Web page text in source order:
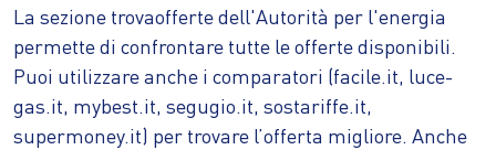
La sezione trovaofferte dell'Autorità per l'energia
permette di confrontare tutte le offerte disponibili.
Puoi utilizzare anche i comparatori (facile.it, luce-
gas.it, mybest.it, segugio.it, sostariffe.it,
supermoney.it) per trovare l’offerta migliore. Anche